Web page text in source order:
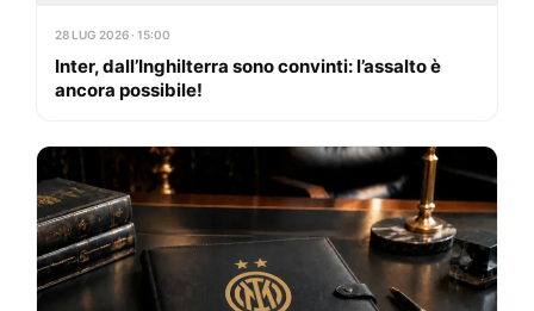
28 LUG 2026 · 15:00
Inter, dall’Inghilterra sono convinti: l’assalto è
ancora possibile!